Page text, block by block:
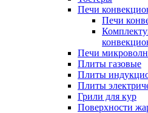
Печи
Печи
Печи
Плиты газовые
Плиты
Плиты
Грили для кур
Поверхности